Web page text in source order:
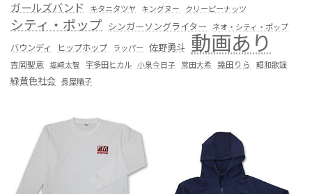
ガールズバンド キタニタツヤ キングヌー クリーピーナッツ
シティ・ポップ シンガーソングライター ネオ・シティ・ポップ
バウンディ ヒップホップ ラッパー 佐野勇斗 動画あり
吉岡聖恵 塩﨑太智 宇多田ヒカル 小泉今日子 常田大希 幾田りら 昭和歌謡
緑黄色社会 長屋晴子